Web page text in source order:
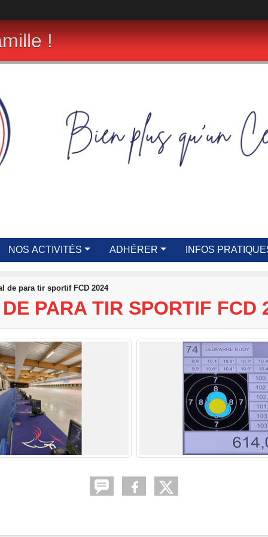
!
NOS ACTIVITÉS ADHÉRER INFOS
de para tir sportif FCD 2024
PARA TIR SPORTIF FCD